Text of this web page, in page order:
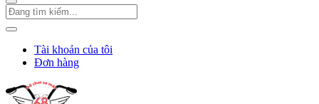
Tài khoản của tôi
Đơn hàng